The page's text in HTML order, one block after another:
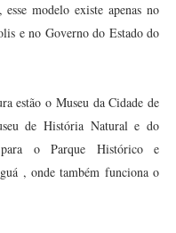
modelo existe apenas no
e no Governo do Estado do
estão o Museu da Cidade de
de História Natural e do
o Parque Histórico e
, onde também funciona o